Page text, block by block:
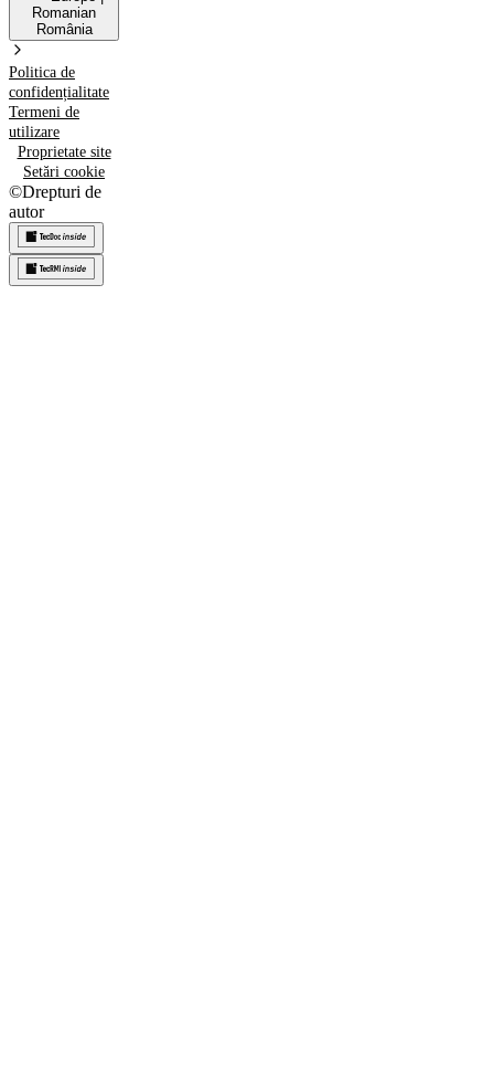
Romanian
România
Politica de
confidențialitate
Termeni de
utilizare
Proprietate site
Setări cookie
©Drepturi de
autor